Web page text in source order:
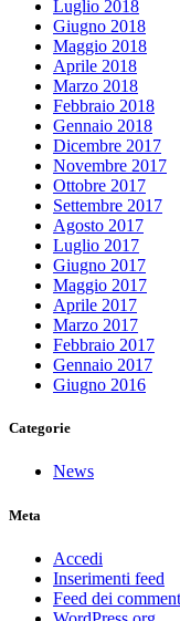
Luglio 2018
Giugno 2018
Maggio 2018
Aprile 2018
Marzo 2018
Febbraio 2018
Gennaio 2018
Dicembre 2017
Novembre 2017
Ottobre 2017
Settembre 2017
Agosto 2017
Luglio 2017
Giugno 2017
Maggio 2017
Aprile 2017
Marzo 2017
Febbraio 2017
Gennaio 2017
Giugno 2016
Categorie
News
Meta
Accedi
Inserimenti feed
Feed dei